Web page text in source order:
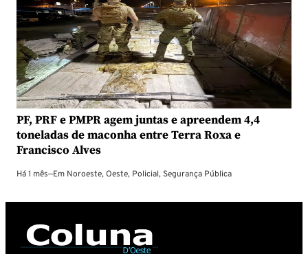
PF, PRF e PMPR agem juntas e apreendem 4,4
toneladas de maconha entre Terra Roxa e
Francisco Alves
Há 1 mês—Em Noroeste,Oeste, Policial, Segurança Pública